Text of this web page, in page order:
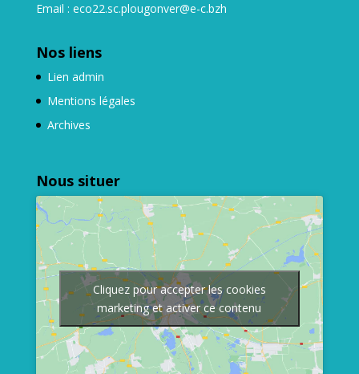
Email : eco22.sc.plougonver@e-c.bzh
Nos liens
Lien admin
Mentions légales
Archives
Nous situer
Cliquez pour accepter les cookies
marketing et activer ce contenu